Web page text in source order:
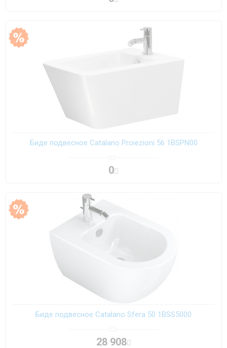
Биде подвесное Catalano Proiezioni 56 1BSPN00
0
Биде подвесное Catalano Sfera 50 1BSS5000
28 908